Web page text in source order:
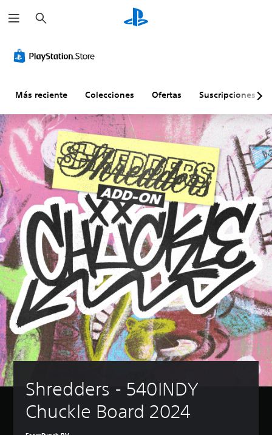
u
s
r
Más reciente Colecciones Ofertas Suscripciones
Shredders - 540INDY
Chuckle Board 2024